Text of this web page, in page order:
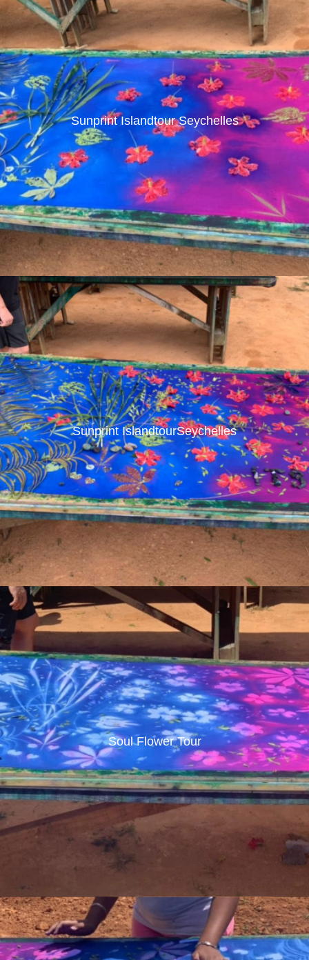
Sunprint Islandtour Seychelles
Sunprint IslandtourSeychelles
Soul Flower Tour